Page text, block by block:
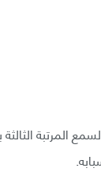
المرتبة